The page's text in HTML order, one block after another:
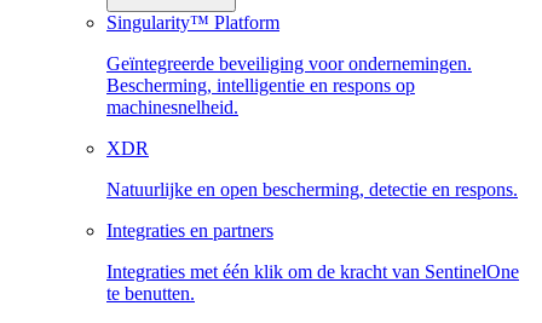
Singularity™ Platform
Geïntegreerde beveiliging voor ondernemingen.
Bescherming, intelligentie en respons op
machinesnelheid.
XDR
Natuurlijke en open bescherming, detectie en respons.
Integraties en partners
Integraties met één klik om de kracht van SentinelOne
te benutten.